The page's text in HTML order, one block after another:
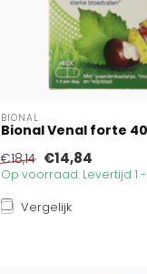
BIONAL
Bional Venal forte
€18,14 €14,84
Op voorraad. Levertijd 1
Vergelijk